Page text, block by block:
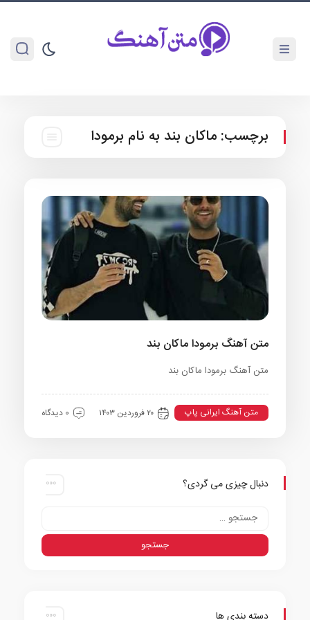
برچسب: ماکان بند به نام برمودا
متن آهنگ برمودا ماکان بند
متن آهنگ برمودا ماکان بند
متن آهنگ ایرانی پاپ ۲۰ فروردین ۱۴۰۳ 0 دیدگاه
دنبال چیزی می گردی؟